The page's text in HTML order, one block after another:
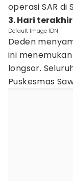
operasi SAR di
3. Hari
Default Image IDN
Deden
ini
longsor.
Puskesmas